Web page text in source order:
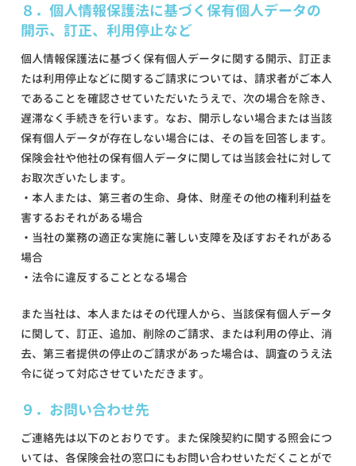
８．個人情報保護法に基づく保有個人データの
開示、訂正、利用停止など
個人情報保護法に基づく保有個人データに関する開示、訂正ま
たは利用停止などに関するご請求については、請求者がご本人
であることを確認させていただいたうえで、次の場合を除き、
遅滞なく手続きを行います。なお、開示しない場合または当該
保有個人データが存在しない場合には、その旨を回答します。
保険会社や他社の保有個人データに関しては当該会社に対して
お取次ぎいたします。
・本人または、第三者の生命、身体、財産その他の権利利益を
害するおそれがある場合
・当社の業務の適正な実施に著しい支障を及ぼすおそれがある
場合
・法令に違反することとなる場合
また当社は、本人またはその代理人から、当該保有個人データ
に関して、訂正、追加、削除のご請求、または利用の停止、消
去、第三者提供の停止のご請求があった場合は、調査のうえ法
令に従って対応させていただきます。
９．お問い合わせ先
ご連絡先は以下のとおりです。また保険契約に関する照会につ
いては、各保険会社の窓口にもお問い合わせいただくことがで